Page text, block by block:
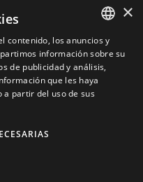
ENGLISH
SPANISH
×
contenido, los anuncios y
información sobre su
de publicidad y análisis,
que les haya
a partir del uso de sus